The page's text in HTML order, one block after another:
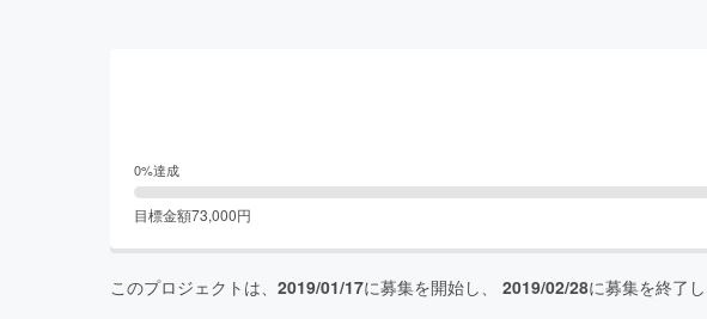
0%達成
目標金額73,000円
このプロジェクトは、 2019/01/17に募集を開始し、 2019/02/28に募集を終了